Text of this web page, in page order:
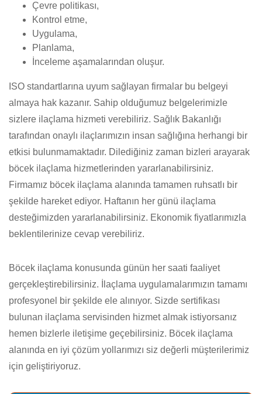
Çevre politikası,
Kontrol etme,
Uygulama,
Planlama,
İnceleme aşamalarından oluşur.
ISO standartlarına uyum sağlayan firmalar bu belgeyi
almaya hak kazanır. Sahip olduğumuz belgelerimizle
sizlere ilaçlama hizmeti verebiliriz. Sağlık Bakanlığı
tarafından onaylı ilaçlarımızın insan sağlığına herhangi bir
etkisi bulunmamaktadır. Dilediğiniz zaman bizleri arayarak
böcek ilaçlama hizmetlerinden yararlanabilirsiniz.
Firmamız böcek ilaçlama alanında tamamen ruhsatlı bir
şekilde hareket ediyor. Haftanın her günü ilaçlama
desteğimizden yararlanabilirsiniz. Ekonomik fiyatlarımızla
beklentilerinize cevap verebiliriz.
Böcek ilaçlama konusunda günün her saati faaliyet
gerçekleştirebilirsiniz. İlaçlama uygulamalarımızın tamamı
profesyonel bir şekilde ele alınıyor. Sizde sertifikası
bulunan ilaçlama servisinden hizmet almak istiyorsanız
hemen bizlerle iletişime geçebilirsiniz. Böcek ilaçlama
alanında en iyi çözüm yollarımızı siz değerli müşterilerimiz
için geliştiriyoruz.